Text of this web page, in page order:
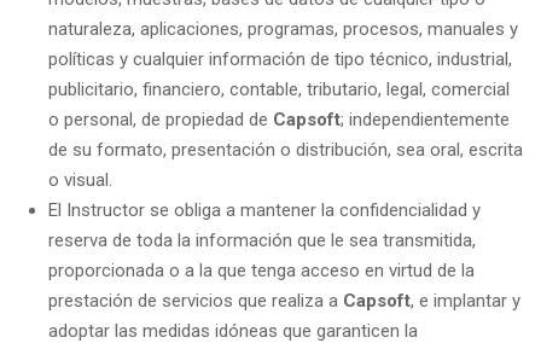
naturaleza, aplicaciones, programas, procesos, manuales y
políticas y cualquier información de tipo técnico, industrial,
publicitario, financiero, contable, tributario, legal, comercial
o personal, de propiedad de Capsoft; independientemente
de su formato, presentación o distribución, sea oral, escrita
o visual.
El Instructor se obliga a mantener la confidencialidad y
reserva de toda la información que le sea transmitida,
proporcionada o a la que tenga acceso en virtud de la
prestación de servicios que realiza a Capsoft, e implantar y
adoptar las medidas idóneas que garanticen la